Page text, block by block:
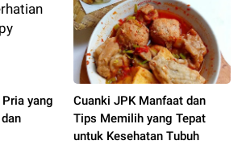
yang
Cuanki JPK Manfaat dan
Tips Memilih yang Tepat
untuk Kesehatan Tubuh